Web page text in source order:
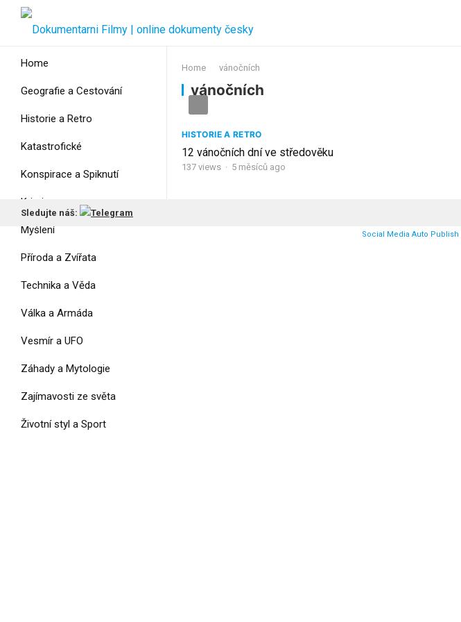
Home
Geografie a Cestování
Historie a Retro
Katastrofické
Konspirace a Spiknutí
Krimi
Myšlení
Příroda a Zvířata
Technika a Věda
Válka a Armáda
Vesmír a UFO
Záhady a Mytologie
Zajímavosti ze světa
Životní styl a Sport
Home vánočních
vánočních
HISTORIE A RETRO
12 vánočních dní ve středověku
137 views · 5 měsíců ago
Sledujte náš:
Social Media Auto Publish